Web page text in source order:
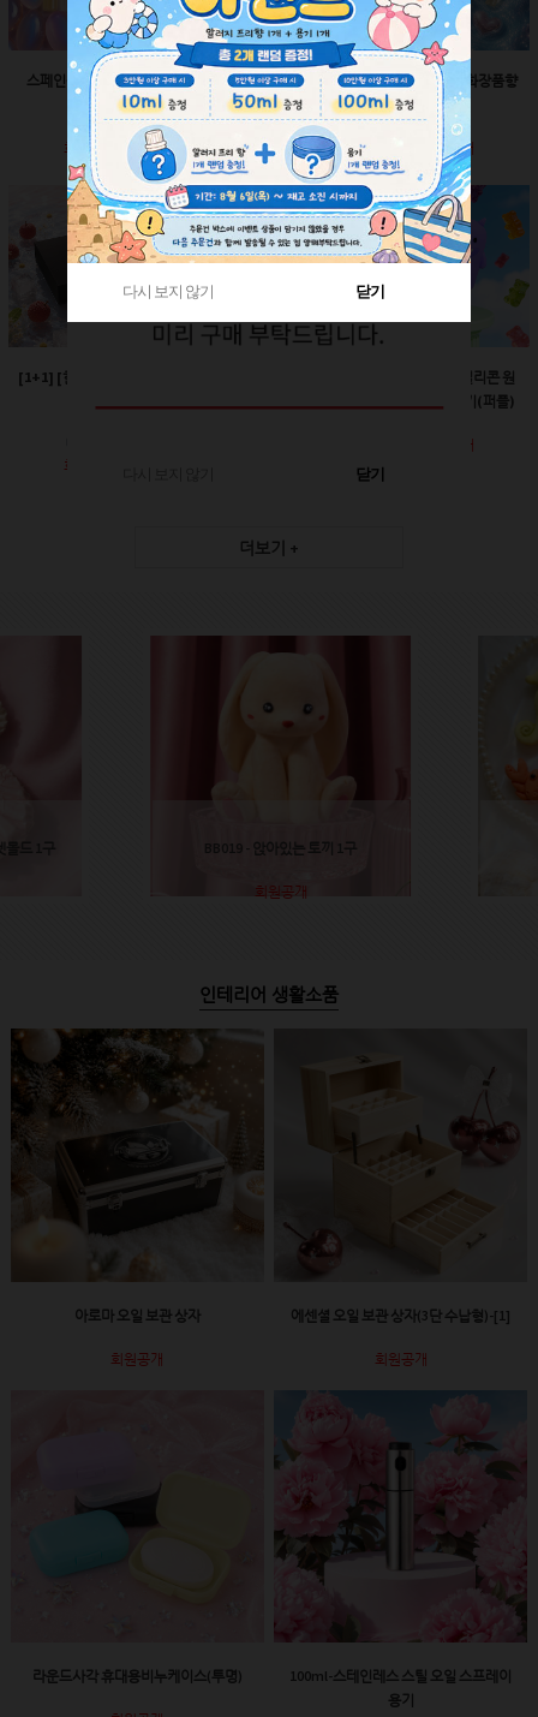
스페인산 향료-향수향
2ml
회원공개
스페인산 향료-비누향
2ml
회원공개
스페인산 향료-화장품향
2ml
회원공개
[1+1] [한정판매]매트블
회원공개
60ml-몬스터 실리콘 원
터치캡 튜브용기(퍼플)
회원공개
더보기 +
드 1구 BB019 - 앉아있는 토끼 1구
회원공개
인테리어 생활소품
아로마 오일 보관 상자
회원공개
에센셜 오일 보관 상자(3단 수납형)-[1]
회원공개
라운드사각 휴대용비누케이스(투명)
100ml-스테인레스 스틸 오일 스프레이
용기
다시 보지 않기 닫기
다시 보지 않기 닫기
닫기